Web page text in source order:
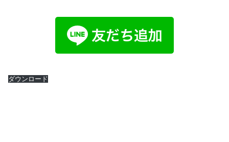
ダウンロード